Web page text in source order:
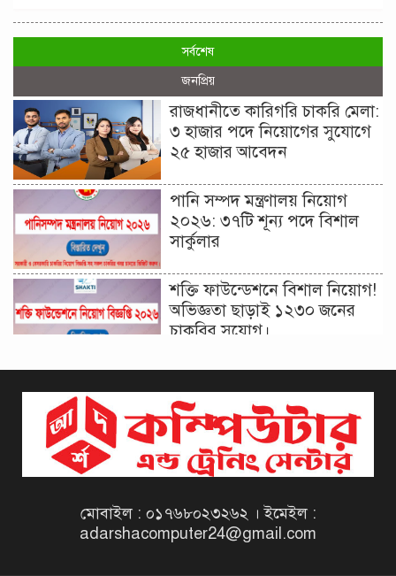
সর্বশেষ
জনপ্রিয়
রাজধানীতে কারিগরি চাকরি মেলা:
৩ হাজার পদে নিয়োগের সুযোগে
২৫ হাজার আবেদন
পানি সম্পদ মন্ত্রণালয় নিয়োগ
২০২৬: ৩৭টি শূন্য পদে বিশাল
সার্কুলার
শক্তি ফাউন্ডেশনে বিশাল নিয়োগ!
অভিজ্ঞতা ছাড়াই ১২৩০ জনের
চাকরির সুযোগ।
বিজ্ঞপ্তি ২০২৬ | Taxes Zone
Dinajpur Job Circular 2026
বেসরকারি সংস্থা সেতু (SETU)
Job Circular 2026
মোবাইল : ০১৭৬৮০২৩২৬২ । ইমেইল :
adarshacomputer24@gmail.com